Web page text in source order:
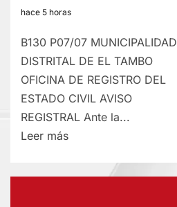
hace 5 horas
B130 P07/07 MUNICIPALIDAD
DISTRITAL DE EL TAMBO
OFICINA DE REGISTRO DEL
ESTADO CIVIL AVISO
REGISTRAL Ante la...
Leer másLee